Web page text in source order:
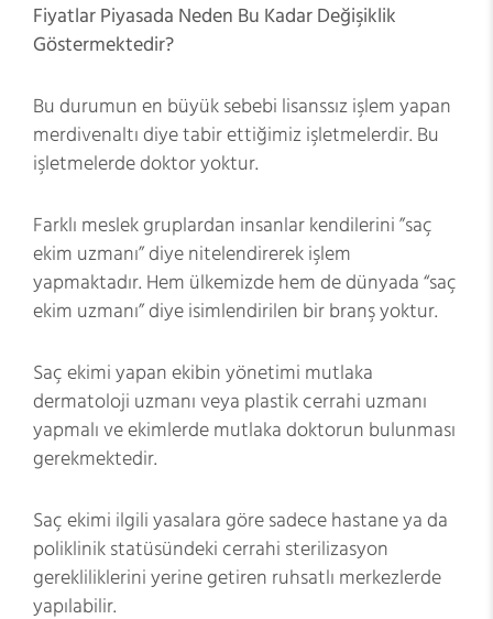
Fiyatlar Piyasada Neden Bu Kadar Değişiklik
Göstermektedir?
Bu durumun en büyük sebebi lisanssız işlem yapan
merdivenaltı diye tabir ettiğimiz işletmelerdir. Bu
işletmelerde doktor yoktur.
Farklı meslek gruplardan insanlar kendilerini ”saç
ekim uzmanı” diye nitelendirerek işlem
yapmaktadır. Hem ülkemizde hem de dünyada “saç
ekim uzmanı” diye isimlendirilen bir branş yoktur.
Saç ekimi yapan ekibin yönetimi mutlaka
dermatoloji uzmanı veya plastik cerrahi uzmanı
yapmalı ve ekimlerde mutlaka doktorun bulunması
gerekmektedir.
Saç ekimi ilgili yasalara göre sadece hastane ya da
poliklinik statüsündeki cerrahi sterilizasyon
gerekliliklerini yerine getiren ruhsatlı merkezlerde
yapılabilir.